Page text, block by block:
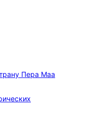
Пера Маа